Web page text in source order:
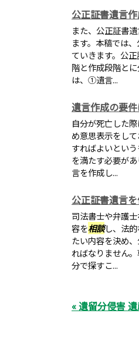
公正証書遺言
また、公正証書遺
ます。本稿では
ていきます。公
階と作成段階と
は、①遺言...
遺言作成の要
自分が死亡した
め意思表示をし
すればよいとい
を満たす必要が
言を作成し...
公正証書遺言
司法書士や弁護
容を相談し、法
たい内容を決め
ればなりません
分で探すこ...
« 遺留分侵害